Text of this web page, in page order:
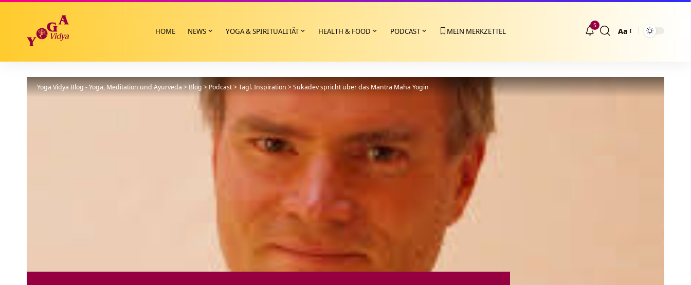
HOME NEWS YOGA & SPIRITUALITÄT HEALTH & FOOD PODCAST MEIN MERKZETTEL
5
Größenänderung
Aa
Yoga Vidya Blog - Yoga, Meditation und Ayurveda>Blog>Podcast>Tägl. Inspiration>Sukadev spricht über das Mantra Maha Yogin